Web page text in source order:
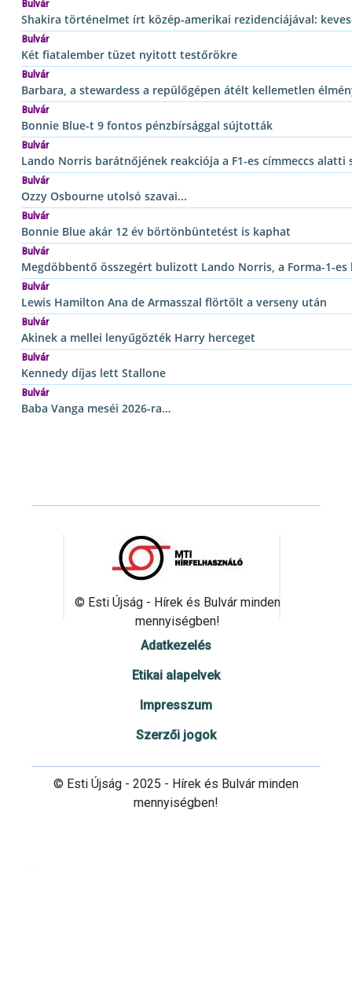
Bulvár
Shakira történelmet írt közép-amerikai rezidenciájával:
Bulvár
Két fiatalember tüzet nyitott testőrökre
Bulvár
Barbara, a stewardess a repülőgépen átélt kellemetlen
Bulvár
Bonnie Blue-t 9 fontos pénzbírsággal sújtották
Bulvár
Lando Norris barátnőjének reakciója a F1-es címmeccs
Bulvár
Ozzy Osbourne utolsó szavai...
Bulvár
Bonnie Blue akár 12 év börtönbüntetést is kaphat
Bulvár
Megdöbbentő összegért bulizott Lando Norris, a Forma-1-es
Bulvár
Lewis Hamilton Ana de Armasszal flörtölt a verseny után
Bulvár
Akinek a mellei lenyűgözték Harry herceget
Bulvár
Kennedy díjas lett Stallone
Bulvár
Baba Vanga meséi 2026-ra…
© Esti Újság - Hírek és Bulvár minden
mennyiségben!
Adatkezelés
Etikai alapelvek
Impresszum
Szerzői jogok
© Esti Újság - 2025 - Hírek és Bulvár minden
mennyiségben!